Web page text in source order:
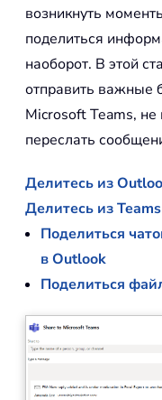
возникнуть
поделиться
наоборот. В этой
отправить важные
Microsoft Teams,
переслать
Делитесь из
Делитесь из
Поделиться
в Outlook
Поделиться